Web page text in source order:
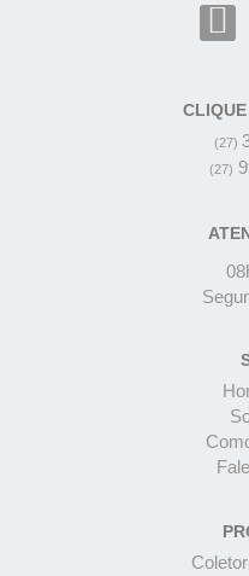
(27)
(27)